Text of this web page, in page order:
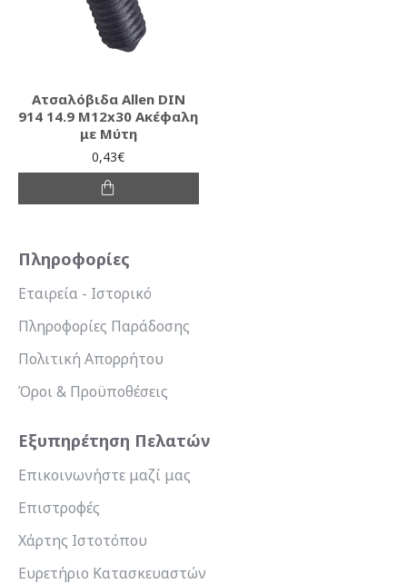
Ατσαλόβιδα Allen DIN
914 14.9 M12x30 Ακέφαλη
με Μύτη
0,43€
Πληροφορίες
Εταιρεία - Ιστορικό
Πληροφορίες Παράδοσης
Πολιτική Απορρήτου
Όροι & Προϋποθέσεις
Εξυπηρέτηση Πελατών
Επικοινωνήστε μαζί μας
Επιστροφές
Χάρτης Ιστοτόπου
Ευρετήριο Κατασκευαστών